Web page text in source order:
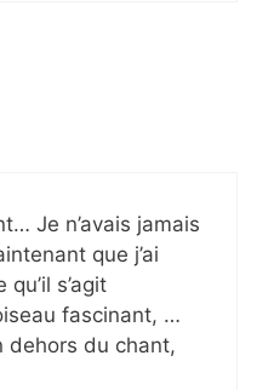
Je n’avais jamais
que j’ai
s’agit
fascinant, …
dehors du chant,